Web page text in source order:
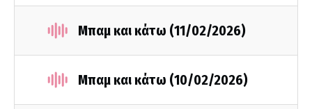
Μπαμ και κάτω (11/02/2026)
Μπαμ και κάτω (10/02/2026)